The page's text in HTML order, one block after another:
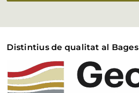
Distintius de qualitat al Bages